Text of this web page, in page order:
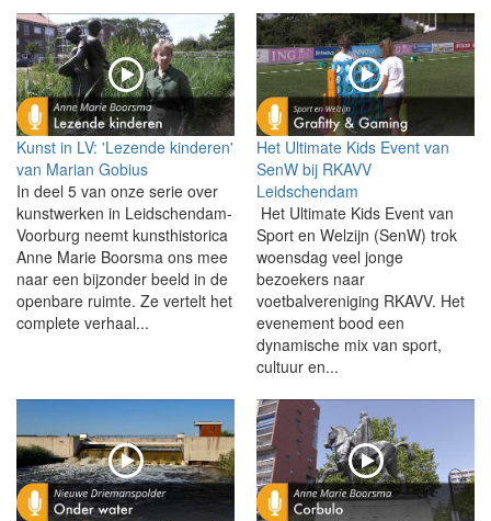
Kunst in LV: 'Lezende kinderen'
van Marian Gobius
In deel 5 van onze serie over
kunstwerken in Leidschendam-
Voorburg neemt kunsthistorica
Anne Marie Boorsma ons mee
naar een bijzonder beeld in de
openbare ruimte. Ze vertelt het
complete verhaal...
Het Ultimate Kids Event van
SenW bij RKAVV
Leidschendam
Het Ultimate Kids Event van
Sport en Welzijn (SenW) trok
woensdag veel jonge
bezoekers naar
voetbalvereniging RKAVV. Het
evenement bood een
dynamische mix van sport,
cultuur en...